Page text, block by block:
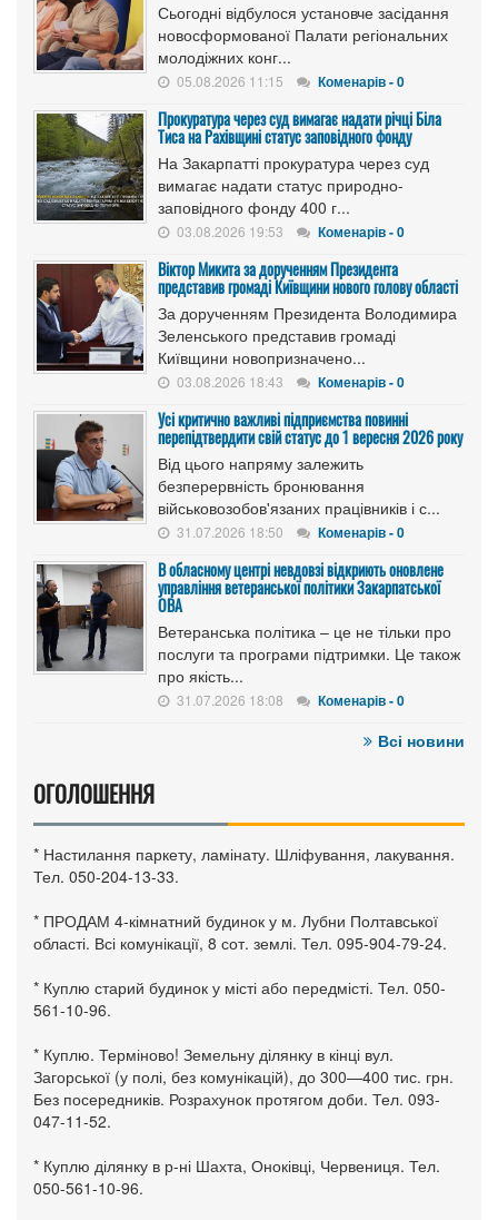
Сьогодні відбулося установче засідання
новосформованої Палати регіональних
молодіжних конг...
05.08.2026 11:15 Коменарів - 0
Прокуратура через суд вимагає надати річці Біла
Тиса на Рахівщині статус заповідного фонду
На Закарпатті прокуратура через суд
вимагає надати статус природно-
заповідного фонду 400 г...
03.08.2026 19:53 Коменарів - 0
Віктор Микита за дорученням Президента
представив громаді Київщини нового голову області
За дорученням Президента Володимира
Зеленського представив громаді
Київщини новопризначено...
03.08.2026 18:43 Коменарів - 0
Усі критично важливі підприємства повинні
перепідтвердити свій статус до 1 вересня 2026 року
Від цього напряму залежить
безперервність бронювання
військовозобов'язаних працівників і с...
31.07.2026 18:50 Коменарів - 0
В обласному центрі невдовзі відкриють оновлене
управління ветеранської політики Закарпатської
ОВА
Ветеранська політика – це не тільки про
послуги та програми підтримки. Це також
про якість...
31.07.2026 18:08 Коменарів - 0
Всі новини
ОГОЛОШЕННЯ
* Настилання паркету, ламінату. Шліфування, лакування.
Тел. 050-204-13-33.
* ПРОДАМ 4-кімнатний будинок у м. Лубни Полтавської
області. Всі комунікації, 8 сот. землі. Тел. 095-904-79-24.
* Куплю старий будинок у місті або передмісті. Тел. 050-
561-10-96.
* Куплю. Терміново! Земельну ділянку в кінці вул.
Загорської (у полі, без комунікацій), до 300—400 тис. грн.
Без посередників. Розрахунок протягом доби. Тел. 093-
047-11-52.
* Куплю ділянку в р-ні Шахта, Оноківці, Червениця. Тел.
050-561-10-96.